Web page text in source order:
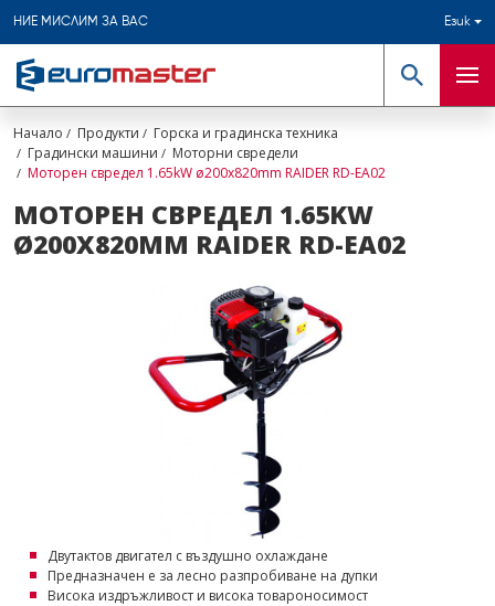
НИЕ МИСЛИМ ЗА ВАС Език
Търсене
Начало Продукти
Горска и градинска техника
Градински машини
Моторни свредели
Моторен свредел 1.65kW ø200х820mm RAIDER RD-EA02
МОТОРЕН СВРЕДЕЛ 1.65KW
Ø200Х820MM RAIDER RD-EA02
Двутактов двигател с въздушно охлаждане
Предназначен е за лесно разпробиване на дупки
Висока издръжливост и висока товароносимост